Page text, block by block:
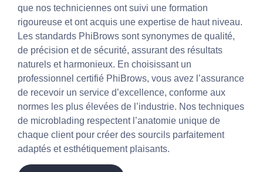
que nos techniciennes ont suivi une formation
rigoureuse et ont acquis une expertise de haut niveau.
Les standards PhiBrows sont synonymes de qualité,
de précision et de sécurité, assurant des résultats
naturels et harmonieux. En choisissant un
professionnel certifié PhiBrows, vous avez l’assurance
de recevoir un service d’excellence, conforme aux
normes les plus élevées de l’industrie. Nos techniques
de microblading respectent l’anatomie unique de
chaque client pour créer des sourcils parfaitement
adaptés et esthétiquement plaisants.